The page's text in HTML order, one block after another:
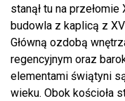
stanął tu na
budowla z kaplicą z
Główną ozdobą
regencyjnym oraz
elementami świątyni
wieku. Obok kościoła